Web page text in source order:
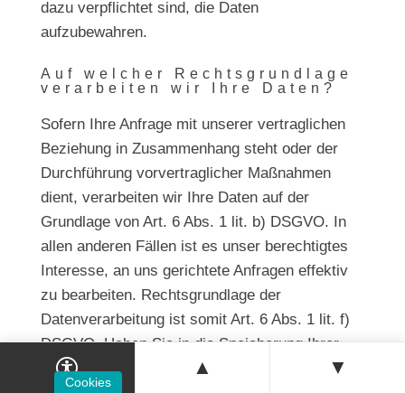
dazu verpflichtet sind, die Daten
aufzubewahren.
Auf welcher Rechtsgrundlage
verarbeiten wir Ihre Daten?
Sofern Ihre Anfrage mit unserer vertraglichen
Beziehung in Zusammenhang steht oder der
Durchführung vorvertraglicher Maßnahmen
dient, verarbeiten wir Ihre Daten auf der
Grundlage von Art. 6 Abs. 1 lit. b) DSGVO. In
allen anderen Fällen ist es unser berechtigtes
Interesse, an uns gerichtete Anfragen effektiv
zu bearbeiten. Rechtsgrundlage der
Datenverarbeitung ist somit Art. 6 Abs. 1 lit. f)
DSGVO. Haben Sie in die Speicherung Ihrer
Daten eingewilligt, ist Art. 6 Abs. 1 lit. a)
▲ ▼
Cookies